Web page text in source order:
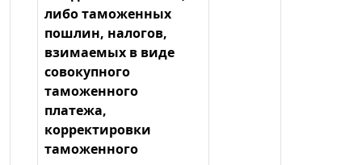
либо таможенных
пошлин, налогов,
взимаемых в виде
совокупного
таможенного
платежа,
корректировки
таможенного